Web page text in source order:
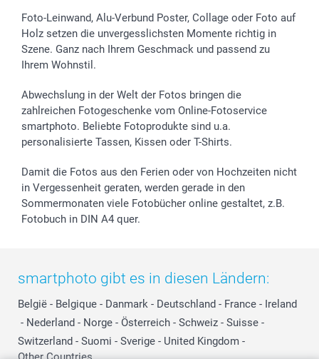
Sticker & Etiketten
Geschenk-Gutscheine (PDF)
Presse
Partnerprogramme
Investor Relations
B2B smartbusiness
Widerrufsrecht
Kommunion & Konfirmation
Hochzeit
Geburtstag
Geburt
Zu allen Anlässen
48h Lieferung
Zahlungsmöglichkeiten
Anmelden /Registrieren
Sitemap
Status der Bestellung
smartfriends
smartgarantie
smartbonus
Foto-Leinwand, Alu-Verbund Poster, Collage oder Foto auf
Holz setzen die unvergesslichsten Momente richtig in
Szene. Ganz nach Ihrem Geschmack und passend zu
Ihrem Wohnstil.
Abwechslung in der Welt der Fotos bringen die
zahlreichen Fotogeschenke vom Online-Fotoservice
smartphoto. Beliebte Fotoprodukte sind u.a.
personalisierte Tassen, Kissen oder T-Shirts.
Damit die Fotos aus den Ferien oder von Hochzeiten nicht
in Vergessenheit geraten, werden gerade in den
Sommermonaten viele Fotobücher online gestaltet, z.B.
Fotobuch in DIN A4 quer.
smartphoto gibt es in diesen Ländern:
België - Belgique - Danmark - Deutschland - France - Ireland
- Nederland - Norge - Österreich - Schweiz - Suisse -
Switzerland - Suomi - Sverige - United Kingdom -